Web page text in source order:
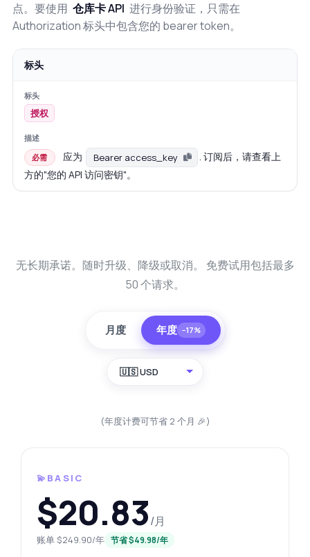
点。要使用 仓库卡 API 进行身份验证，只需在
Authorization 标头中包含您的 bearer token。
标头
授权
必需 应为 Bearer access_key
. 订阅后，请查看上
方的"您的 API 访问密钥"。
无长期承诺。随时升级、降级或取消。 免费试用包括最多
50 个请求。
月度 年度 −17%
🇺🇸 USD
(年度计费可节省 2 个月 🎉)
💫BASIC
$20.83/月
账单 $249.90/年 节省 $49.98/年